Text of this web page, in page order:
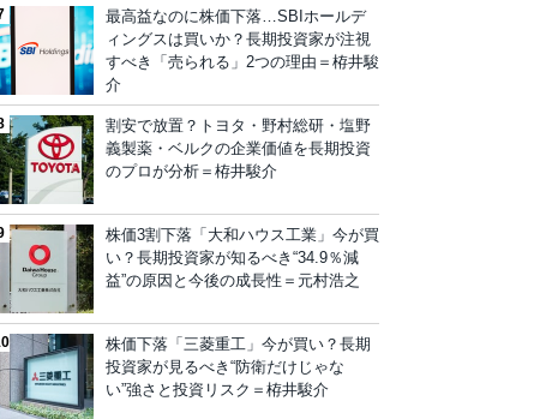
最高益なのに株価下落…SBIホールデ
ィングスは買いか？長期投資家が注視
すべき「売られる」2つの理由＝栫井駿
介
割安で放置？トヨタ・野村総研・塩野
義製薬・ベルクの企業価値を長期投資
のプロが分析＝栫井駿介
株価3割下落「大和ハウス工業」今が買
い？長期投資家が知るべき“34.9％減
益”の原因と今後の成長性＝元村浩之
株価下落「三菱重工」今が買い？長期
投資家が見るべき“防衛だけじゃな
い”強さと投資リスク＝栫井駿介